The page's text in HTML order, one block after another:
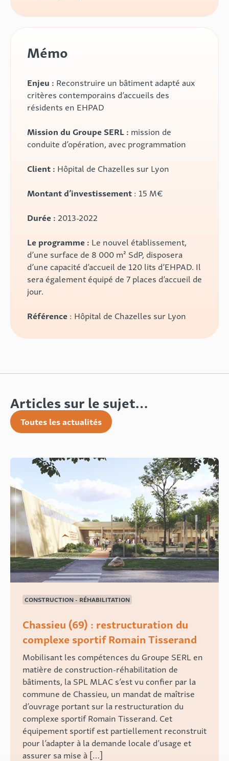
Mémo
Enjeu : Reconstruire un bâtiment adapté aux
critères contemporains d’accueils des
résidents en EHPAD
Mission du Groupe SERL : mission de
conduite d’opération, avec programmation
Client : Hôpital de Chazelles sur Lyon
Montant d’investissement : 15 M€
Durée : 2013-2022
Le programme : Le nouvel établissement,
d’une surface de 8 000 m² SdP, disposera
d’une capacité d’accueil de 120 lits d’EHPAD. Il
sera également équipé de 7 places d’accueil de
jour.
Référence : Hôpital de Chazelles sur Lyon
Articles sur le sujet…
Toutes les actualités
CONSTRUCTION - RÉHABILITATION
Chassieu (69) : restructuration du
complexe sportif Romain Tisserand
Mobilisant les compétences du Groupe SERL en
matière de construction-réhabilitation de
bâtiments, la SPL MLAC s’est vu confier par la
commune de Chassieu, un mandat de maîtrise
d’ouvrage portant sur la restructuration du
complexe sportif Romain Tisserand. Cet
équipement sportif est partiellement reconstruit
pour l’adapter à la demande locale d’usage et
assurer sa mise à […]